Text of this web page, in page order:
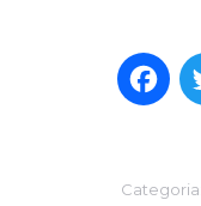
Categoria: